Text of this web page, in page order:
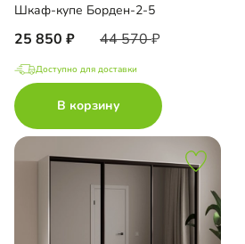
Шкаф-купе Борден-2-5
25 850 44 570
Доступно для доставки
В корзину